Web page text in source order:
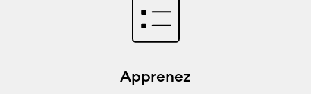
Apprenez